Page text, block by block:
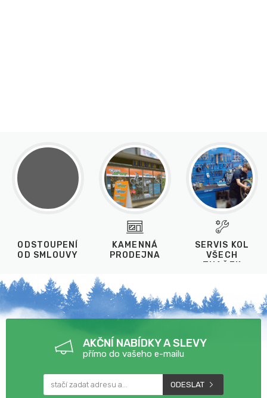
ODSTOUPENÍ
OD SMLOUVY
KAMENNÁ
PRODEJNA
SERVIS KOL
VŠECH
ZNAČEK
AKČNÍ NABÍDKY A SLEVY
přímo do vašeho e-mailu
ODESLAT